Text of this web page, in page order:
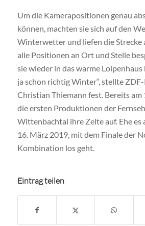
Um die Kamerapositionen genau
können, machten sie sich auf den
Winterwetter und liefen die Strecke
alle Positionen an Ort und Stelle
sie wieder in das warme
ja schon richtig Winter“, stellte
Christian Thiemann fest. Bereits am
die ersten Produktionen der
Wittenbachtal ihre Zelte auf. Ehe es
16. März 2019, mit dem Finale der
Kombination los geht.
Eintrag teilen